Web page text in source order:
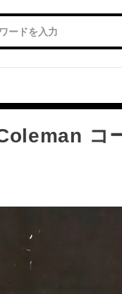
コ